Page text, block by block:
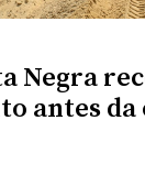
Negra
antes da